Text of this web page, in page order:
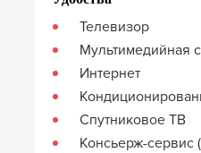
Телевизор
Мультимедийная
Интернет
Спутниковое ТВ
Консьерж-сервис